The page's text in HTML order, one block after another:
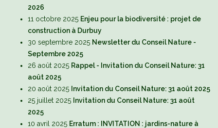
2026
11 octobre 2025 Enjeu pour la biodiversité : projet de
construction à Durbuy
30 septembre 2025 Newsletter du Conseil Nature -
Septembre 2025
26 août 2025 Rappel - Invitation du Conseil Nature: 31
août 2025
20 août 2025 Invitation du Conseil Nature: 31 août 2025
25 juillet 2025 Invitation du Conseil Nature: 31 août
2025
10 avril 2025 Erratum : INVITATION : jardins-nature à